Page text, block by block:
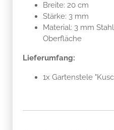
Breite: 20 cm
Stärke: 3 mm
Material: 3 mm
Oberfläche
Lieferumfang:
1x Gartenstele